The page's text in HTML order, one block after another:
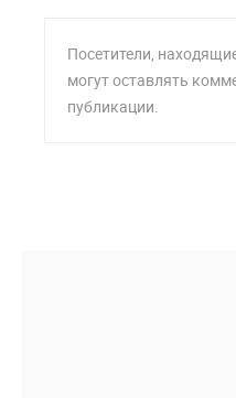
Посетители,
могут оставлять
публикации.